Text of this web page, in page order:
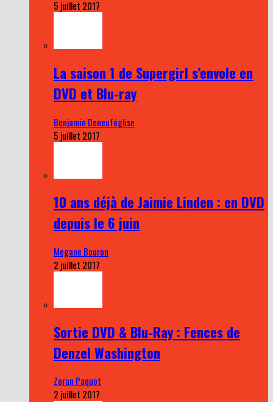
5 juillet 2017
La saison 1 de Supergirl s’envole en
DVD et Blu-ray
Benjamin Deneuféglise
5 juillet 2017
10 ans déjà de Jaimie Linden : en DVD
depuis le 6 juin
Megane Bouron
2 juillet 2017
Sortie DVD & Blu-Ray : Fences de
Denzel Washington
Zoran Paquot
2 juillet 2017